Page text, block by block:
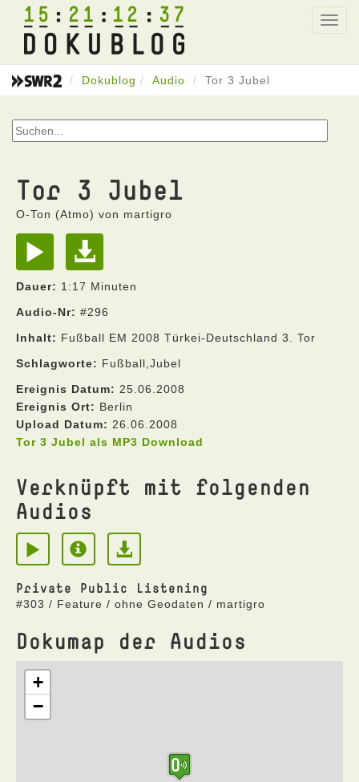
15 21 12 37
Dokublog Audio Tor 3 Jubel
Tor 3 Jubel
O-Ton (Atmo) von martigro
Dauer: 1:17 Minuten
Audio-Nr: #296
Inhalt: Fußball EM 2008 Türkei-Deutschland 3. Tor
Schlagworte: Fußball,Jubel
Ereignis Datum: 25.06.2008
Ereignis Ort: Berlin
Upload Datum: 26.06.2008
Tor 3 Jubel als MP3 Download
Verknüpft mit folgenden
Audios
Private Public Listening
#303 / Feature / ohne Geodaten / martigro
Dokumap der Audios